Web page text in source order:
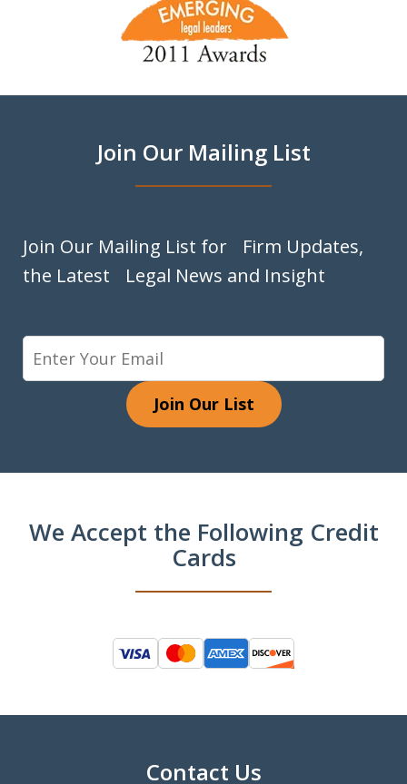
Join Our Mailing List
Join Our Mailing List for Firm Updates,
the Latest Legal News and Insight
Join Our List
We Accept the Following Credit
Cards
Contact Us